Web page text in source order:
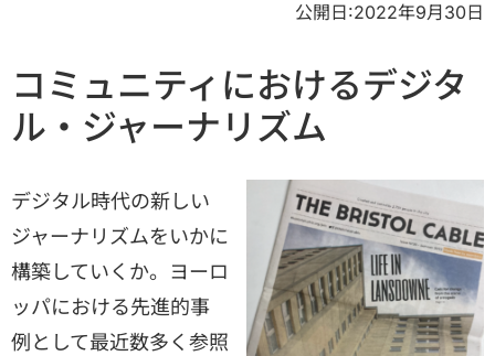
公開日:2022年9月30日
コミュニティにおけるデジタ
ル・ジャーナリズム
デジタル時代の新しい
ジャーナリズムをいかに
構築していくか。ヨーロ
ッパにおける先進的事
例として最近数多く参照